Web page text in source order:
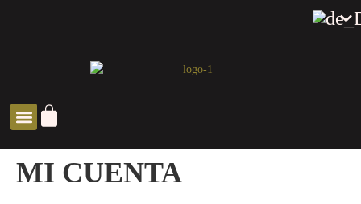
MI CUENTA